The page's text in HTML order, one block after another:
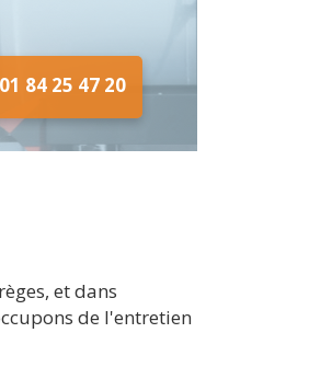
01 84 25 47 20
et dans
de l'entretien